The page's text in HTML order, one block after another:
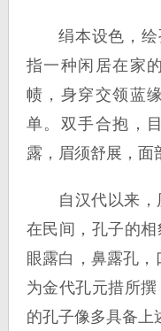
绢本设色，
指一种闲居在家
帻，身穿交领蓝
单。双手合抱，
露，眉须舒展，面
自汉代以来，
在民间，孔子的相
眼露白，鼻露孔，
为金代孔元措所
的孔子像多具备上